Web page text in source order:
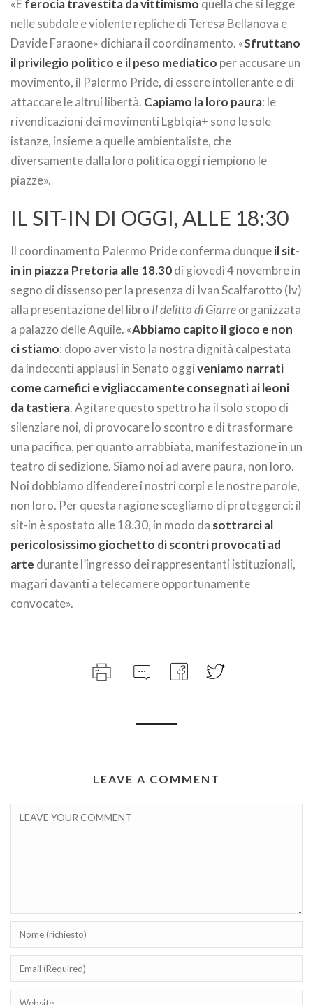
«È ferocia travestita da vittimismo quella che si legge
nelle subdole e violente repliche di Teresa Bellanova e
Davide Faraone» dichiara il coordinamento. «Sfruttano
il privilegio politico e il peso mediatico per accusare un
movimento, il Palermo Pride, di essere intollerante e di
attaccare le altrui libertà. Capiamo la loro paura: le
rivendicazioni dei movimenti Lgbtqia+ sono le sole
istanze, insieme a quelle ambientaliste, che
diversamente dalla loro politica oggi riempiono le
piazze».
IL SIT-IN DI OGGI, ALLE 18:30
Il coordinamento Palermo Pride conferma dunqueil sit-
in in piazza Pretoria alle 18.30di giovedì 4 novembre in
segno di dissenso per la presenza di Ivan Scalfarotto (Iv)
alla presentazione del libro Il delitto di Giarreorganizzata
a palazzo delle Aquile. «Abbiamo capito il gioco e non
ci stiamo: dopo aver visto la nostra dignità calpestata
da indecenti applausi in Senato oggiveniamo narrati
come carnefici e vigliaccamente consegnati ai leoni
da tastiera. Agitare questo spettro ha il solo scopo di
silenziare noi, di provocare lo scontro e di trasformare
una pacifica, per quanto arrabbiata, manifestazione in un
teatro di sedizione. Siamo noi ad avere paura, non loro.
Noi dobbiamo difendere i nostri corpi e le nostre parole,
non loro. Per questa ragione scegliamo di proteggerci: il
sit-in è spostato alle 18.30, in modo da sottrarci al
pericolosissimo giochetto di scontri provocati ad
arte durante l’ingresso dei rappresentanti istituzionali,
magari davanti a telecamere opportunamente
convocate».
LEAVE A COMMENT